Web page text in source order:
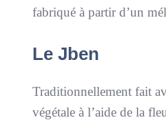
fabriqué à partir d’un
Le Jben
Traditionnellement fait
végétale à l’aide de la